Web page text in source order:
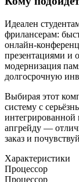
Идеален
фрилансерам:
онлайн-
презентациями и
модернизация
долгосрочную
Выбирая этот
систему с
интегрированной
апгрейду —
заказ и
Характеристики
Процессор
Процессор